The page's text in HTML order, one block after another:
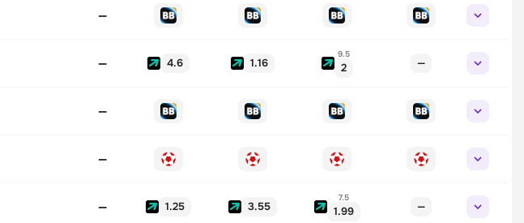
—
— 4.6 1.16
9.5
2 —
—
—
— 1.25 3.55
7.5
1.99 —